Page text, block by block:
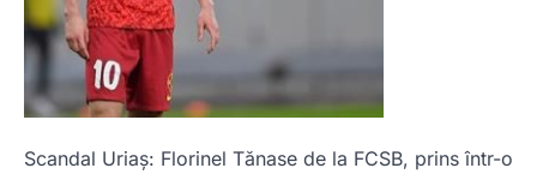
Scandal Uriaș: Florinel Tănase de la FCSB, prins într-o